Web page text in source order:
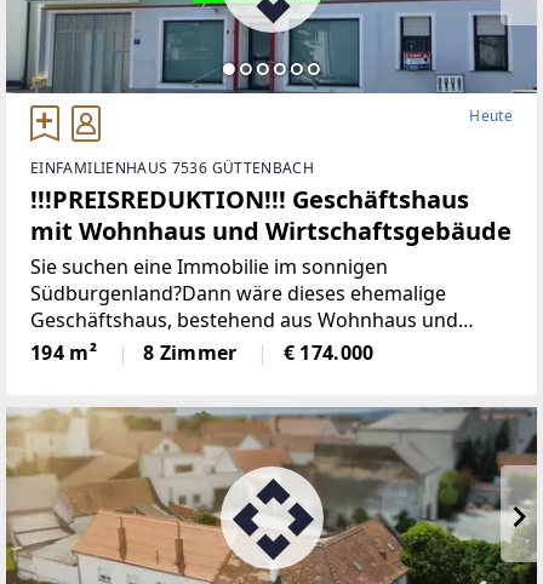
Heute
EINFAMILIENHAUS 7536 GÜTTENBACH
!!!PREISREDUKTION!!! Geschäftshaus
mit Wohnhaus und Wirtschaftsgebäude
Sie suchen eine Immobilie im sonnigen
Südburgenland?Dann wäre dieses ehemalige
Geschäftshaus, bestehend aus Wohnhaus und
Wirtschaftsgebäude in der Golf- und
Thermenregion genau das "Richtige".Mit diesem
194 m² 8 Zimmer € 174.000